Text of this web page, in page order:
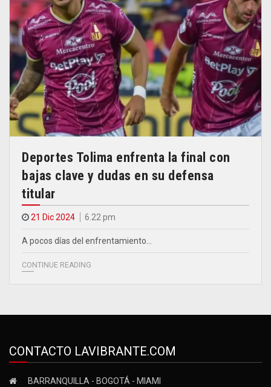
Deportes Tolima enfrenta la final con
bajas clave y dudas en su defensa
titular
21 Dic 2024 6.22 pm
A pocos días del enfrentamiento…
CONTINUE READING
CONTACTO LAVIBRANTE.COM
BARRANQUILLA - BOGOTÁ - MIAMI